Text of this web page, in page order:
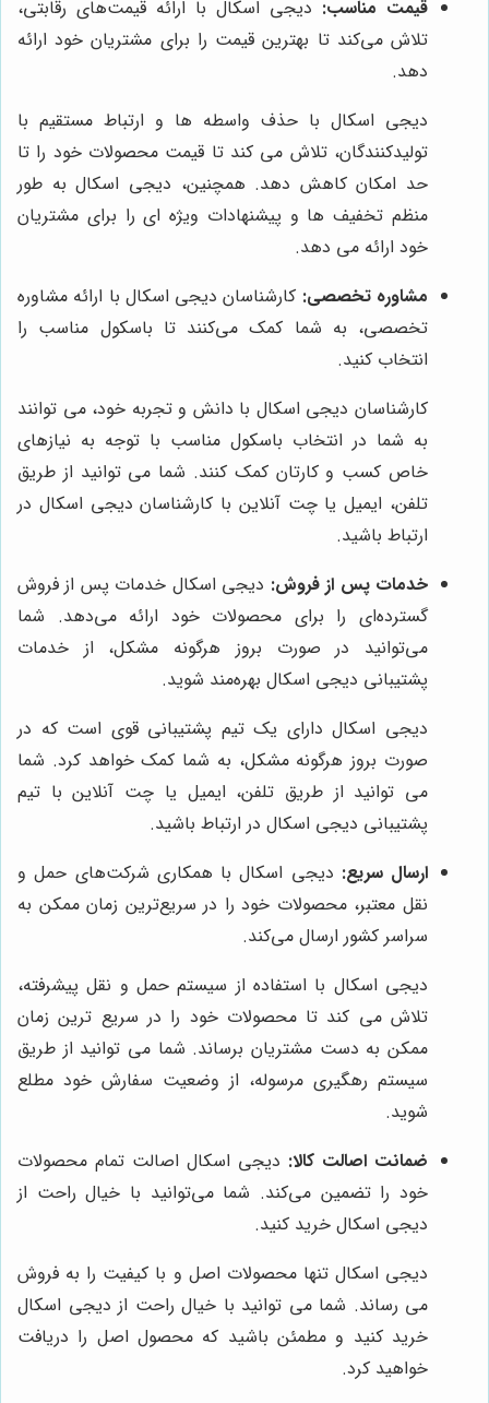
قیمت مناسب: دیجی اسکال با ارائه قیمت‌های رقابتی،
تلاش می‌کند تا بهترین قیمت را برای مشتریان خود ارائه
دهد.
دیجی اسکال با حذف واسطه ها و ارتباط مستقیم با
تولیدکنندگان، تلاش می کند تا قیمت محصولات خود را تا
حد امکان کاهش دهد. همچنین، دیجی اسکال به طور
منظم تخفیف ها و پیشنهادات ویژه ای را برای مشتریان
خود ارائه می دهد.
مشاوره تخصصی: کارشناسان دیجی اسکال با ارائه مشاوره
تخصصی، به شما کمک می‌کنند تا باسکول مناسب را
انتخاب کنید.
کارشناسان دیجی اسکال با دانش و تجربه خود، می توانند
به شما در انتخاب باسکول مناسب با توجه به نیازهای
خاص کسب و کارتان کمک کنند. شما می توانید از طریق
تلفن، ایمیل یا چت آنلاین با کارشناسان دیجی اسکال در
ارتباط باشید.
خدمات پس از فروش: دیجی اسکال خدمات پس از فروش
گسترده‌ای را برای محصولات خود ارائه می‌دهد. شما
می‌توانید در صورت بروز هرگونه مشکل، از خدمات
پشتیبانی دیجی اسکال بهره‌مند شوید.
دیجی اسکال دارای یک تیم پشتیبانی قوی است که در
صورت بروز هرگونه مشکل، به شما کمک خواهد کرد. شما
می توانید از طریق تلفن، ایمیل یا چت آنلاین با تیم
پشتیبانی دیجی اسکال در ارتباط باشید.
ارسال سریع: دیجی اسکال با همکاری شرکت‌های حمل و
نقل معتبر، محصولات خود را در سریع‌ترین زمان ممکن به
سراسر کشور ارسال می‌کند.
دیجی اسکال با استفاده از سیستم حمل و نقل پیشرفته،
تلاش می کند تا محصولات خود را در سریع ترین زمان
ممکن به دست مشتریان برساند. شما می توانید از طریق
سیستم رهگیری مرسوله، از وضعیت سفارش خود مطلع
شوید.
ضمانت اصالت کالا: دیجی اسکال اصالت تمام محصولات
خود را تضمین می‌کند. شما می‌توانید با خیال راحت از
دیجی اسکال خرید کنید.
دیجی اسکال تنها محصولات اصل و با کیفیت را به فروش
می رساند. شما می توانید با خیال راحت از دیجی اسکال
خرید کنید و مطمئن باشید که محصول اصل را دریافت
خواهید کرد.